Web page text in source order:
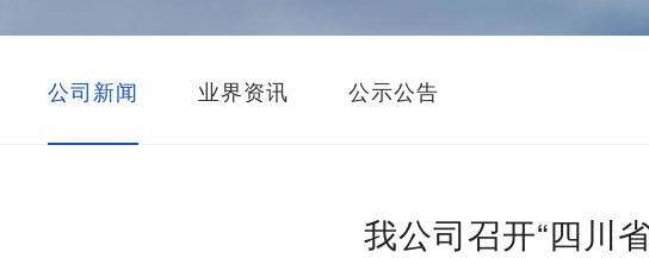
公司新闻 业界资讯 公示公告
我公司召开“四川